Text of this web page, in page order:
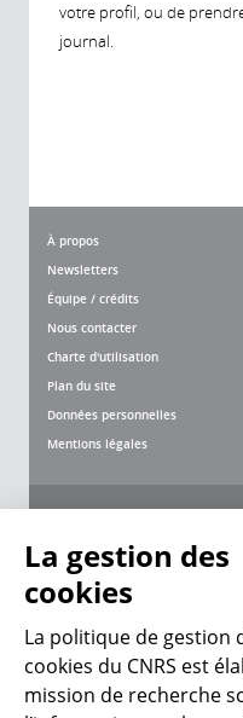
votre profil, ou de
journal.
À propos
Newsletters
Équipe / crédits
Nous contacter
Charte d'utilisation
Plan du site
Données personnelles
Mentions légales
La gestion des
cookies
La politique de gestion
cookies du CNRS est
mission de recherche